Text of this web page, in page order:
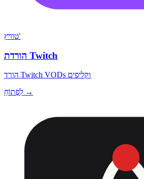
טוויץ'
הורדת Twitch
הורד Twitch VODs וקליפים
לִפְתוֹחַ →